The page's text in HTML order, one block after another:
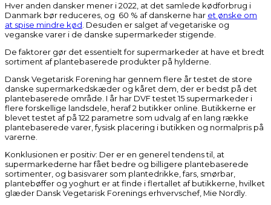
Hver anden dansker mener i 2022, at det samlede kødforbrug i
Danmark bør reduceres, og 60 % af danskerne har et ønske om
at spise mindre kød. Desuden er salget af vegetariske og
veganske varer i de danske supermarkeder stigende.
De faktorer gør det essentielt for supermarkeder at have et bredt
sortiment af plantebaserede produkter på hylderne.
Dansk Vegetarisk Forening har gennem flere år testet de store
danske supermarkedskæder og kåret dem, der er bedst på det
plantebaserede område. I år har DVF testet 15 supermarkeder i
flere forskellige landsdele, heraf 2 butikker online. Butikkerne er
blevet testet af på 122 parametre som udvalg af en lang række
plantebaserede varer, fysisk placering i butikken og normalpris på
varerne.
Konklusionen er positiv: Der er en generel tendens til, at
supermarkederne har fået bedre og billigere plantebaserede
sortimenter, og basisvarer som plantedrikke, fars, smørbar,
plantebøffer og yoghurt er at finde i flertallet af butikkerne, hvilket
glæder Dansk Vegetarisk Forenings erhvervschef, Mie Nordly.